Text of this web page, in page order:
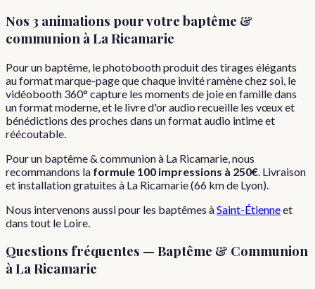
Nos 3 animations pour votre baptême &
communion à La Ricamarie
Pour un baptême, le photobooth produit des tirages élégants
au format marque-page que chaque invité ramène chez soi, le
vidéobooth 360° capture les moments de joie en famille dans
un format moderne, et le livre d'or audio recueille les vœux et
bénédictions des proches dans un format audio intime et
réécoutable.
Pourun baptême & communionà La Ricamarie , nous
recommandons la formule 100 impressions à 250€ . Livraison
et installation gratuites à La Ricamarie(66 km de Lyon).
Nous intervenons aussi pour les baptêmes àSaint-Étienneet
dans tout le Loire
Questions fréquentes — Baptême & Communion
àLa Ricamarie